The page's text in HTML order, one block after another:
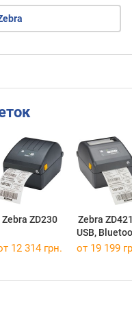
Zebra ZD230
Zebra
USB,
12 314 грн. от 19 199